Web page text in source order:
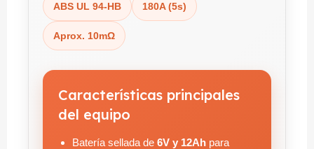
ABS UL 94-HB 180A (5s)
Aprox. 10mΩ
Características principales
del equipo
Batería sellada de 6V y 12Ah para